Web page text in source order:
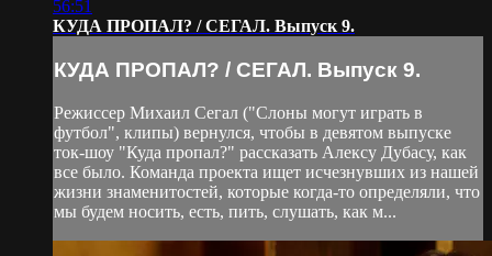
56:51
КУДА ПРОПАЛ? / СЕГАЛ. Выпуск 9.
КУДА ПРОПАЛ? / СЕГАЛ. Выпуск 9.
Режиссер Михаил Сегал ("Слоны могут играть в
футбол", клипы) вернулся, чтобы в девятом выпуске
ток-шоу "Куда пропал?" рассказать Алексу Дубасу, как
все было. Команда проекта ищет исчезнувших из нашей
жизни знаменитостей, которые когда-то определяли, что
мы будем носить, есть, пить, слушать, как м...